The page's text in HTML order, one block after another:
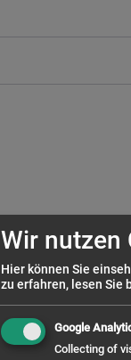
Wir nutzen
Hier können Sie
zu erfahren, lesen Sie
Google
Collecting of